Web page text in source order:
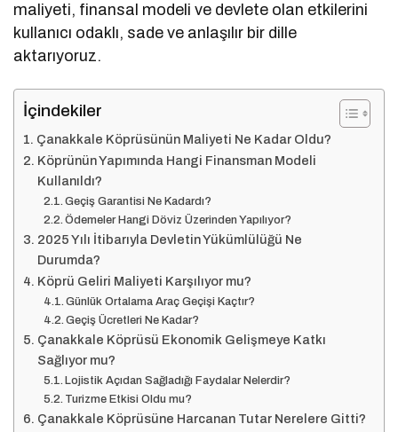
maliyeti, finansal modeli ve devlete olan etkilerini
kullanıcı odaklı, sade ve anlaşılır bir dille
aktarıyoruz.
İçindekiler
Çanakkale Köprüsünün Maliyeti Ne Kadar Oldu?
Köprünün Yapımında Hangi Finansman Modeli
Kullanıldı?
Geçiş Garantisi Ne Kadardı?
Ödemeler Hangi Döviz Üzerinden Yapılıyor?
2025 Yılı İtibarıyla Devletin Yükümlülüğü Ne
Durumda?
Köprü Geliri Maliyeti Karşılıyor mu?
Günlük Ortalama Araç Geçişi Kaçtır?
Geçiş Ücretleri Ne Kadar?
Çanakkale Köprüsü Ekonomik Gelişmeye Katkı
Sağlıyor mu?
Lojistik Açıdan Sağladığı Faydalar Nelerdir?
Turizme Etkisi Oldu mu?
Çanakkale Köprüsüne Harcanan Tutar Nerelere Gitti?